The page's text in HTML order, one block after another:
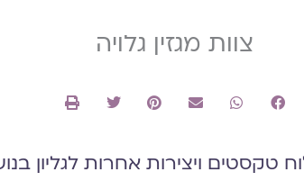
צוות מגזין גלויה
טקסטים ויצירות אחרות לגליון